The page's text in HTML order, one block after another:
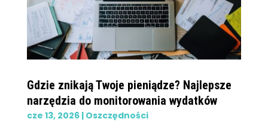
Gdzie znikają Twoje pieniądze? Najlepsze
narzędzia do monitorowania wydatków
cze 13, 2026| Oszczędności